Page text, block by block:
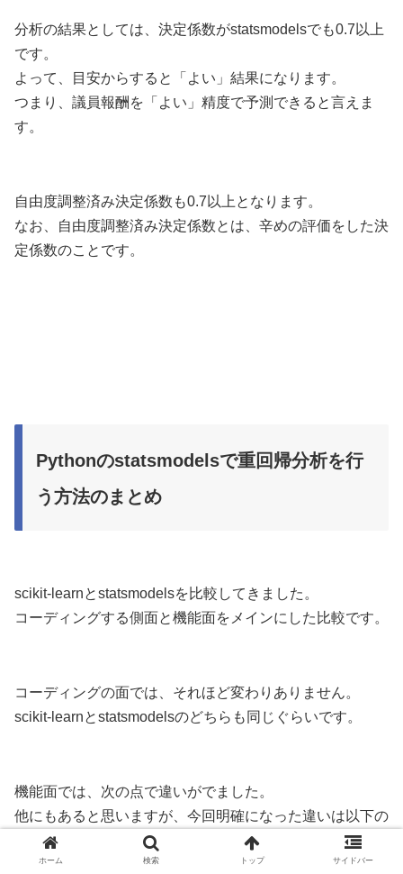
分析の結果としては、決定係数がstatsmodelsでも0.7以上
です。
よって、目安からすると「よい」結果になります。
つまり、議員報酬を「よい」精度で予測できると言えま
す。
自由度調整済み決定係数も0.7以上となります。
なお、自由度調整済み決定係数とは、辛めの評価をした決
定係数のことです。
Pythonのstatsmodelsで重回帰分析を行
う方法のまとめ
scikit-learnとstatsmodelsを比較してきました。
コーディングする側面と機能面をメインにした比較です。
コーディングの面では、それほど変わりありません。
scikit-learnとstatsmodelsのどちらも同じぐらいです。
機能面では、次の点で違いがでました。
他にもあると思いますが、今回明確になった違いは以下の
二つです。
ホーム 検索 トップ サイドバー